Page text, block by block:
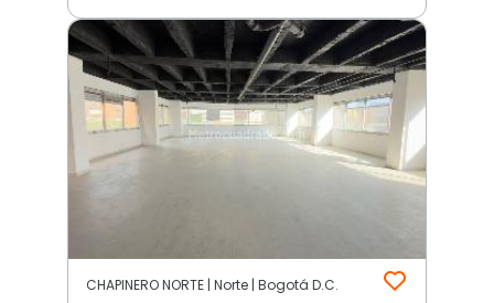
CHAPINERO NORTE | Norte | Bogotá D.C.